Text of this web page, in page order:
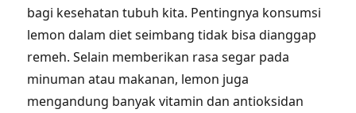
bagi kesehatan tubuh kita. Pentingnya konsumsi
lemon dalam diet seimbang tidak bisa dianggap
remeh. Selain memberikan rasa segar pada
minuman atau makanan, lemon juga
mengandung banyak vitamin dan antioksidan